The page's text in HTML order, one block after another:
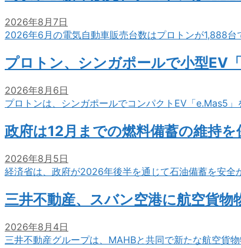
2026年8月7日
2026年6月の電気自動車販売台数はプロトンが1,888
プロトン、シンガポールで小型EV
2026年8月6日
プロトンは、シンガポールでコンパクトEV「e.Mas5
政府は12月までの燃料備蓄の維持を
2026年8月5日
経済省は、政府が2026年後半を通じて石油備蓄を安
三井不動産、スバン空港に航空貨物
2026年8月4日
三井不動産グループは、MAHBと共同で新たな航空貨